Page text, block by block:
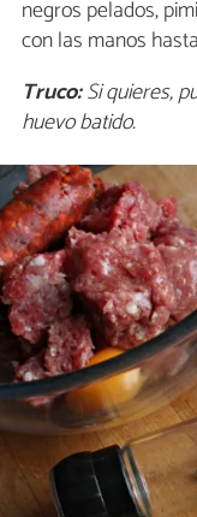
negros pelados,
con las manos
Truco:Si quieres,
huevo batido.